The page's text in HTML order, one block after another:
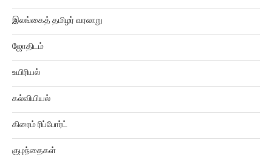
ஆன்மிகம்
துளி செய்திகள்
இலங்கைத் தமிழர் வரலாறு
ஜோதிடம்
உயிரியல்
கல்வியியல்